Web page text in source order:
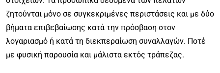
ζητούνται μόνο σε συγκεκριμένες περιστάσεις και με δύο
βήματα επιβεβαίωσης κατά την πρόσβαση στον
λογαριασμό ή κατά τη διεκπεραίωση συναλλαγών. Ποτέ
με φυσική παρουσία και μάλιστα εκτός τράπεζας.